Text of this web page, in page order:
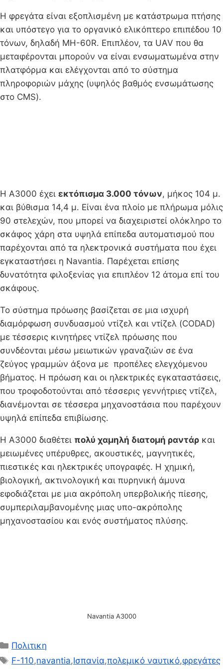
Η φρεγάτα είναι εξοπλισμένη με κατάστρωμα πτήσης
και υπόστεγο για το οργανικό ελικόπτερο επιπέδου 10
τόνων, δηλαδή MH-60R. Επιπλέον, τα UAV που θα
μεταφέρονται μπορούν να είναι ενσωματωμένα στην
πλατφόρμα και ελέγχονται από το σύστημα
πληροφοριών μάχης (υψηλός βαθμός ενσωμάτωσης
στο CMS).
Η A3000 έχει εκτόπισμα 3.000 τόνων, μήκος 104 μ.
και βύθισμα 14,4 μ. Είναι ένα πλοίο με πλήρωμα μόλις
90 στελεχών, που μπορεί να διαχειριστεί ολόκληρο το
σκάφος χάρη στα υψηλά επίπεδα αυτοματισμού που
παρέχονται από τα ηλεκτρονικά συστήματα που έχει
εγκαταστήσει η Navantia. Παρέχεται επίσης
δυνατότητα φιλοξενίας για επιπλέον 12 άτομα επί του
σκάφους.
Το σύστημα πρόωσης βασίζεται σε μια ισχυρή
διαμόρφωση συνδυασμού ντίζελ και ντίζελ (CODAD)
με τέσσερις κινητήρες ντίζελ πρόωσης που
συνδέονται μέσω μειωτικών γραναζιών σε ένα
ζεύγος γραμμών άξονα με προπέλες ελεγχόμενου
βήματος. Η πρόωση και οι ηλεκτρικές εγκαταστάσεις,
που τροφοδοτούνται από τέσσερις γεννήτριες ντίζελ,
διανέμονται σε τέσσερα μηχανοστάσια που παρέχουν
υψηλά επίπεδα επιβίωσης.
Η A3000 διαθέτει πολύ χαμηλή διατομή ραντάρ και
μειωμένες υπέρυθρες, ακουστικές, μαγνητικές,
πιεστικές και ηλεκτρικές υπογραφές. Η χημική,
βιολογική, ακτινολογική και πυρηνική άμυνα
εφοδιάζεται με μια ακρόπολη υπερβολικής πίεσης,
συμπεριλαμβανομένης μιας υπο-ακρόπολης
μηχανοστασίου και ενός συστήματος πλύσης.
Navantia A3000
Κατηγορίες
Πολιτικη
Ετικέτες
F-110,navantia,Ισπανία,πολεμικό ναυτικό,φρεγάτες